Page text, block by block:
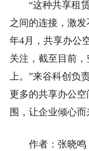
“这种共享租
之间的连接，激
年4月，共享办公
关注，截至目前
上。”来谷科创负
更多的共享办公
围，让企业倾心而
作者：张晓鸣